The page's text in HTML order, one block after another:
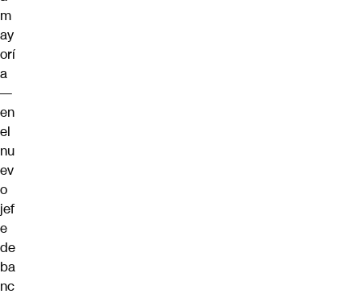
m
ay
orí
a
—
en
el
nu
ev
o
jef
e
de
ba
nc